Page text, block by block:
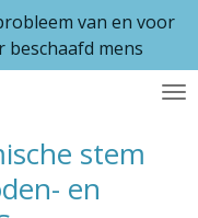
van en voor
beschaafd mens
stem
en